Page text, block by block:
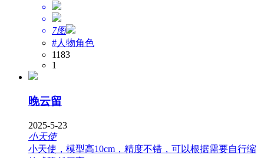
7图
#人物角色
1183
1
晚云留
2025-5-23
小天使
小天使，模型高10cm，精度不错，可以根据需要自行缩